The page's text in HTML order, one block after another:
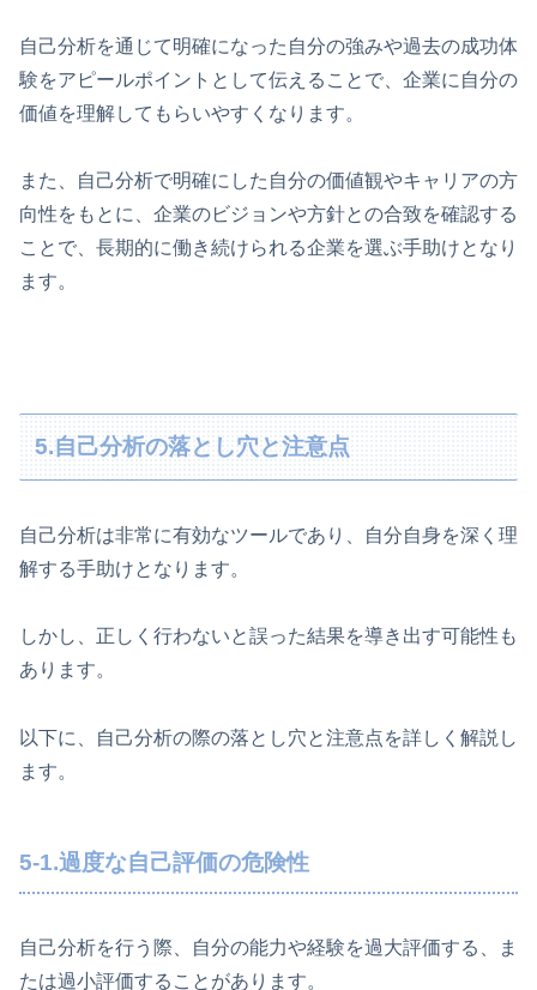
自己分析を通じて明確になった自分の強みや過去の成功体
験をアピールポイントとして伝えることで、企業に自分の
価値を理解してもらいやすくなります。
また、自己分析で明確にした自分の価値観やキャリアの方
向性をもとに、企業のビジョンや方針との合致を確認する
ことで、長期的に働き続けられる企業を選ぶ手助けとなり
ます。
5.自己分析の落とし穴と注意点
自己分析は非常に有効なツールであり、自分自身を深く理
解する手助けとなります。
しかし、正しく行わないと誤った結果を導き出す可能性も
あります。
以下に、自己分析の際の落とし穴と注意点を詳しく解説し
ます。
5-1.過度な自己評価の危険性
自己分析を行う際、自分の能力や経験を過大評価する、ま
たは過小評価することがあります。